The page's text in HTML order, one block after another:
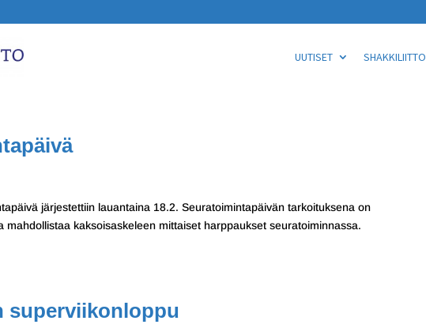
UUTISET SHAKKILIITTO
järjestettiin lauantaina 18.2. Seuratoimintapäivän tarkoituksena on
kaksoisaskeleen mittaiset harppaukset seuratoiminnassa.
superviikonloppu